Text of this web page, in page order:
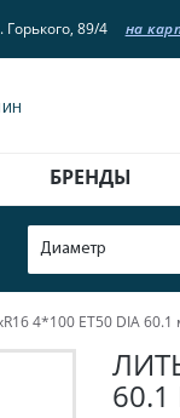
Горького, 89/4 на
БРЕНДЫ
Диаметр
4*100 ET50 DIA 60.1